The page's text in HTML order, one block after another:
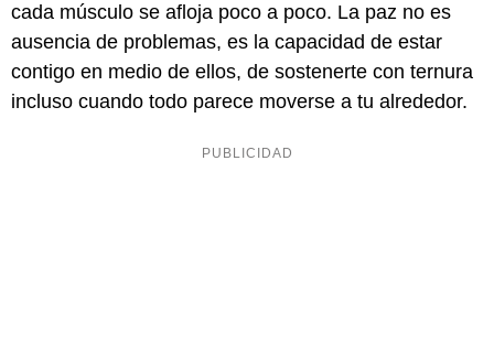
cada músculo se afloja poco a poco. La paz no es
ausencia de problemas, es la capacidad de estar
contigo en medio de ellos, de sostenerte con ternura
incluso cuando todo parece moverse a tu alrededor.